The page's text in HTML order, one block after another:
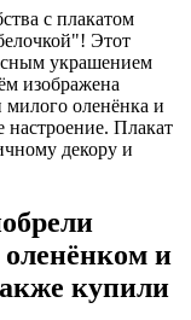
с плакатом
Этот
украшением
изображена
милого оленёнка и
Плакат
декору и
и
купили